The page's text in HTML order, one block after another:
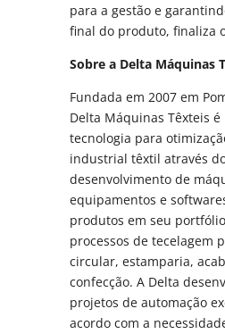
para a gestão e
final do produto, finaliza
Sobre a Delta Máquinas
Fundada em 2007 em
Delta Máquinas Têxteis
tecnologia para
industrial têxtil através
desenvolvimento de
equipamentos e
produtos em seu
processos de tecelagem
circular, estamparia,
confecção. A Delta
projetos de automação
acordo com a